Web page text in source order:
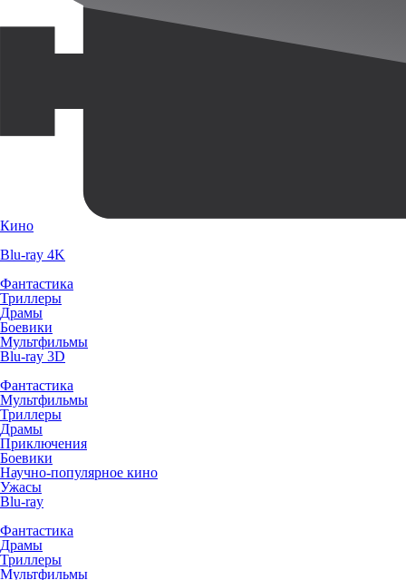
Кино
Blu-ray 4K
Фантастика
Триллеры
Драмы
Боевики
Мультфильмы
Blu-ray 3D
Фантастика
Мультфильмы
Триллеры
Драмы
Приключения
Боевики
Научно-популярное кино
Ужасы
Blu-ray
Фантастика
Драмы
Триллеры
Мультфильмы